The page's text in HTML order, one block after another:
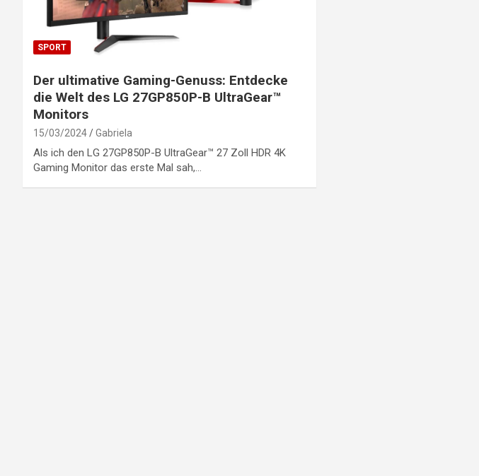
SPORT
Der ultimative Gaming-Genuss: Entdecke
die Welt des LG 27GP850P-B UltraGear™
Monitors
15/03/2024 Gabriela
Als ich den LG 27GP850P-B UltraGear™ 27 Zoll HDR 4K
Gaming Monitor das erste Mal sah,…